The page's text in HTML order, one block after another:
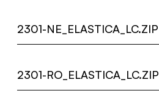
2301-NE_ELASTICA_LC.ZIP
2301-RO_ELASTICA_LC.ZIP